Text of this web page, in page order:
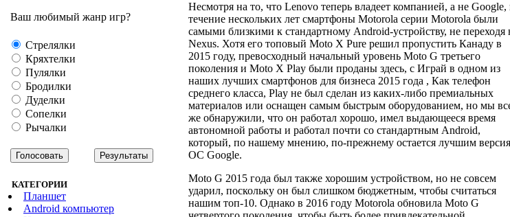
Ваш любимый жанр игр?
Стрелялки
Кряхтелки
Пулялки
Бродилки
Дуделки
Сопелки
Рычалки
КАТЕГОРИИ
Планшет
Android компьютер
Несмотря на то, что Lenovo теперь владеет компанией, а не Google,
течение нескольких лет смартфоны Motorola серии Motorola были
самыми близкими к стандартному Android-устройству, не переходя
Nexus. Хотя его топовый Moto X Pure решил пропустить Канаду в
2015 году, превосходный начальный уровень Moto G третьего
поколения и Moto X Play были проданы здесь, с Играй в одном из
наших лучших смартфонов для бизнеса 2015 года , Как телефон
среднего класса, Play не был сделан из каких-либо премиальных
материалов или оснащен самым быстрым оборудованием, но мы
же обнаружили, что он работал хорошо, имел выдающееся время
автономной работы и работал почти со стандартным Android,
который, по нашему мнению, по-прежнему остается лучшим версия
ОС Google.
Moto G 2015 года был также хорошим устройством, но не совсем
ударил, поскольку он был слишком бюджетным, чтобы считаться
нашим топ-10. Однако в 2016 году Motorola обновила Moto G